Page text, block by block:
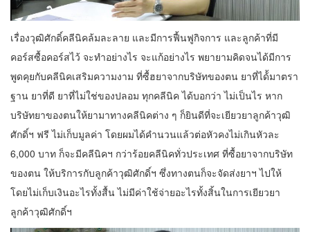
เรื่องวุฒิศักดิ์คลีนิคล้มละลาย และมีการฟื้นฟูกิจการ และลูกค้าที่มี
คอร์สซื้อคอร์สไว้ จะทำอย่างไร จะแก้อย่างไร พยายามคิดจนได้มีการ
พูดคุยกับคลีนิคเสริมความงาม ที่ซื้ฮยาจากบริษัทของตน ยาที่ได้้มาตรา
ฐาน ยาที่ดี ยาที่ไม่ใช่ของปลอม ทุกคลีนิค ได้บอกว่า ไม่เป็นไร หาก
บริษัทยาของตนให้ยามาทางคลีนิคต่าง ๆ ก็ยินดีที่จะเยียวยาลูกค้าวุฒิ
ศักดิ์ฯ ฟรี ไม่เก็บมูลค่า โดยผมได้คำนวนแล้วต่อหัวคงไม่เกินหัวละ
6,000 บาท ก็จะมีคลีนิคฯ กว่าร้อยคลีนิคทั่วประเทศ ที่ซื้อยาจากบริษัท
ของตน ให้บริการกับลูกค้าวุฒิศักดิ์ฯ ซึ่งทางตนก็จะจัดส่งยาฯ ไปให้
โดยไม่เก็บเงินอะไรทั้งสื้น ไม่มีค่าใช้จ่ายอะไรทั้งสิ้นในการเยียวยา
ลูกค้าวุฒิศักดิ์ฯ